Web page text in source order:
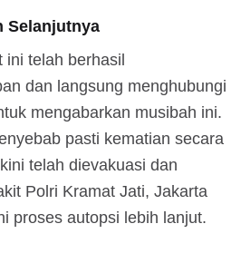
Selanjutnya
ini telah berhasil
dan langsung menghubungi
mengabarkan musibah ini.
pasti kematian secara
telah dievakuasi dan
Polri Kramat Jati, Jakarta
proses autopsi lebih lanjut.